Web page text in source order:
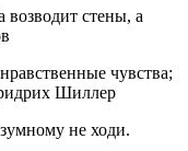
возводит стены, а
чувства;
Шиллер
не ходи.